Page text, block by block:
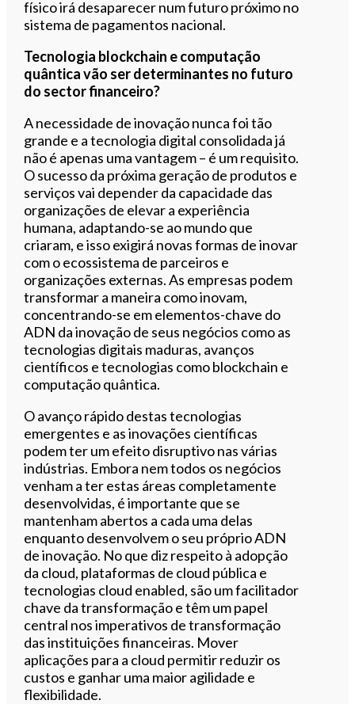
físico irá desaparecer num futuro próximo no
sistema de pagamentos nacional.
Tecnologia blockchain e computação
quântica vão ser determinantes no futuro
do sector financeiro?
A necessidade de inovação nunca foi tão
grande e a tecnologia digital consolidada já
não é apenas uma vantagem – é um requisito.
O sucesso da próxima geração de produtos e
serviços vai depender da capacidade das
organizações de elevar a experiência
humana, adaptando-se ao mundo que
criaram, e isso exigirá novas formas de inovar
com o ecossistema de parceiros e
organizações externas. As empresas podem
transformar a maneira como inovam,
concentrando-se em elementos-chave do
ADN da inovação de seus negócios como as
tecnologias digitais maduras, avanços
científicos e tecnologias como blockchain e
computação quântica.
O avanço rápido destas tecnologias
emergentes e as inovações científicas
podem ter um efeito disruptivo nas várias
indústrias. Embora nem todos os negócios
venham a ter estas áreas completamente
desenvolvidas, é importante que se
mantenham abertos a cada uma delas
enquanto desenvolvem o seu próprio ADN
de inovação. No que diz respeito à adopção
da cloud, plataformas de cloud pública e
tecnologias cloud enabled, são um facilitador
chave da transformação e têm um papel
central nos imperativos de transformação
das instituições financeiras. Mover
aplicações para a cloud permitir reduzir os
custos e ganhar uma maior agilidade e
flexibilidade.